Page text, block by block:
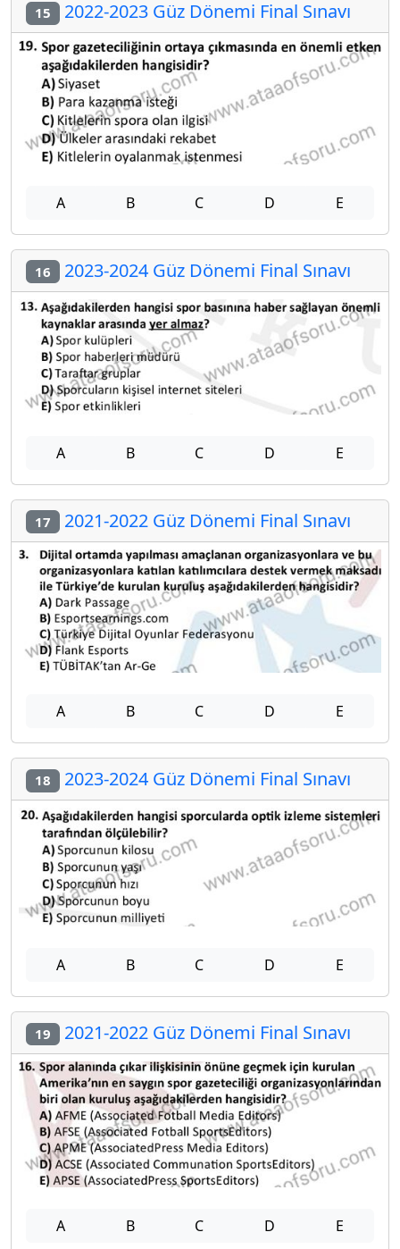
15 2022-2023 Güz Dönemi Final Sınavı
A B C D E
16 2023-2024 Güz Dönemi Final Sınavı
A B C D E
17 2021-2022 Güz Dönemi Final Sınavı
A B C D E
18 2023-2024 Güz Dönemi Final Sınavı
A B C D E
19 2021-2022 Güz Dönemi Final Sınavı
A B C D E